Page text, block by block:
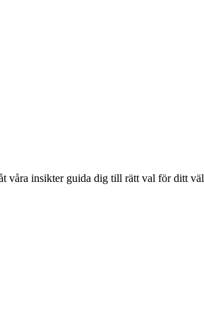
våra insikter guida dig till rätt val för ditt